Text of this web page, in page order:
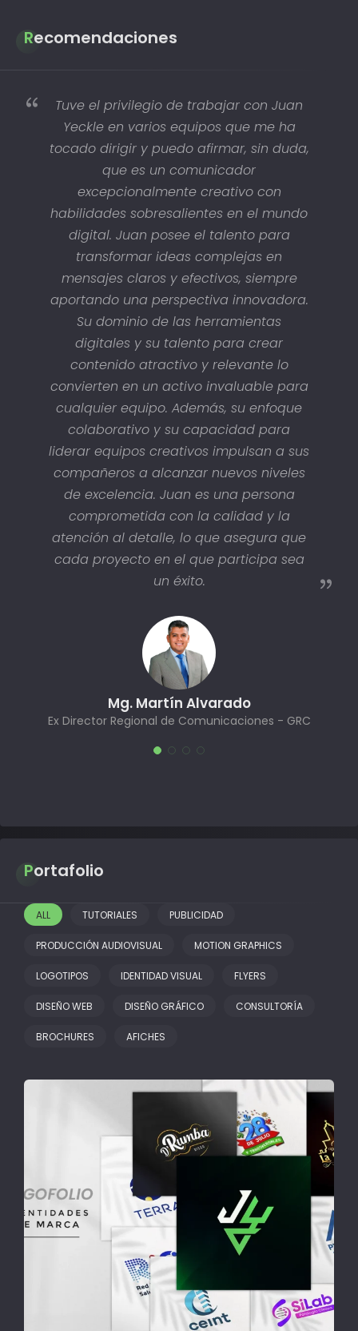
Recomendaciones
Tuve el privilegio de trabajar con Juan
Yeckle en varios equipos que me ha
tocado dirigir y puedo afirmar, sin duda,
que es un comunicador
excepcionalmente creativo con
habilidades sobresalientes en el mundo
digital. Juan posee el talento para
transformar ideas complejas en
mensajes claros y efectivos, siempre
aportando una perspectiva innovadora.
Su dominio de las herramientas
digitales y su talento para crear
contenido atractivo y relevante lo
convierten en un activo invaluable para
cualquier equipo. Además, su enfoque
colaborativo y su capacidad para
liderar equipos creativos impulsan a sus
compañeros a alcanzar nuevos niveles
de excelencia. Juan es una persona
comprometida con la calidad y la
atención al detalle, lo que asegura que
cada proyecto en el que participa sea
un éxito.
Mg. Martín Alvarado
Ex Director Regional de Comunicaciones - GRC
Portafolio
ALL TUTORIALES PUBLICIDAD
PRODUCCIÓN AUDIOVISUAL MOTION GRAPHICS
LOGOTIPOS IDENTIDAD VISUAL FLYERS
DISEÑO WEB DISEÑO GRÁFICO CONSULTORÍA
BROCHURES AFICHES